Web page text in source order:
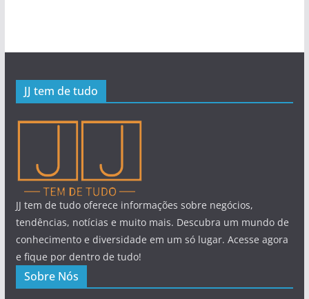
JJ tem de tudo
JJ tem de tudo oferece informações sobre negócios,
tendências, notícias e muito mais. Descubra um mundo de
conhecimento e diversidade em um só lugar. Acesse agora
e fique por dentro de tudo!
Sobre Nós